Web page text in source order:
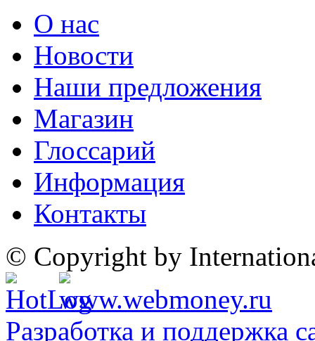
О нас
Новости
Наши предложения
Магазин
Глоссарий
Информация
Контакты
© Copyright by
Разработка и поддержка